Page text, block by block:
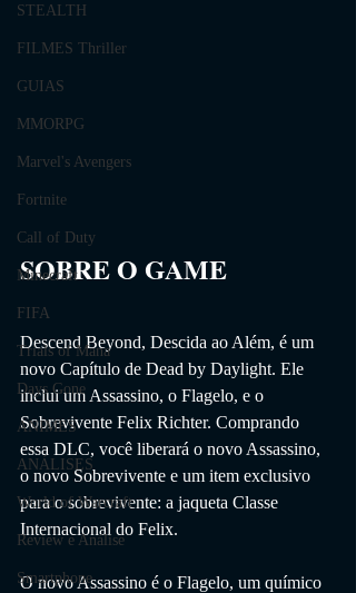
STEALTH
FILMES Thriller
GUIAS
MMORPG
Marvel's Avengers
Fortnite
Call of Duty
Minecraft
FIFA
Trials of Mana
Days Gone
ANIMES
ANÁLISES
World of Warcraft
Review e Análise
Smartphone
SOBRE O GAME
Descend Beyond, Descida ao Além, é um
novo Capítulo de Dead by Daylight. Ele
inclui um Assassino, o Flagelo, e o
Sobrevivente Felix Richter. Comprando
essa DLC, você liberará o novo Assassino,
o novo Sobrevivente e um item exclusivo
para o sobrevivente: a jaqueta Classe
Internacional do Felix.
O novo Assassino é o Flagelo, um químico